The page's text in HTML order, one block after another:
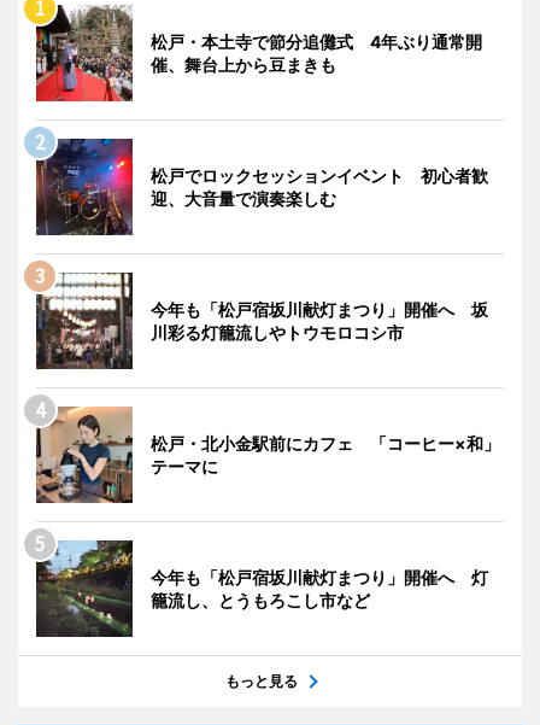
松戸・本土寺で節分追儺式 4年ぶり通常開
催、舞台上から豆まきも
松戸でロックセッションイベント 初心者歓
迎、大音量で演奏楽しむ
今年も「松戸宿坂川献灯まつり」開催へ 坂
川彩る灯籠流しやトウモロコシ市
松戸・北小金駅前にカフェ 「コーヒー×和」
テーマに
今年も「松戸宿坂川献灯まつり」開催へ 灯
籠流し、とうもろこし市など
もっと見る